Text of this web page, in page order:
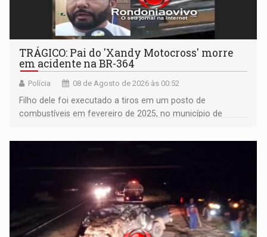
TRÁGICO: Pai do 'Xandy Motocross' morre
em acidente na BR-364
Polícia 08 de Agosto de 2026 às 00:52
Filho dele foi executado a tiros em um posto de
combustíveis em fevereiro de 2025, no município de